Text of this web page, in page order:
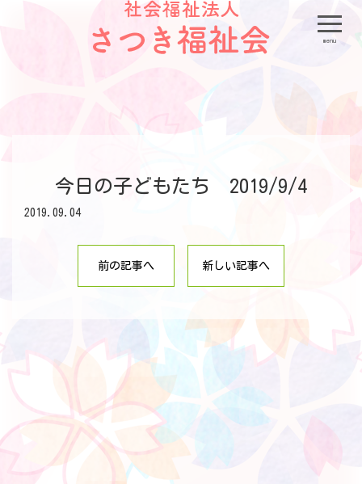
menu
今日の子どもたち 2019/9/4
2019.09.04
前の記事へ 新しい記事へ